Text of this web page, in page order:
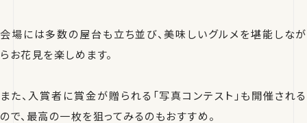
会場には多数の屋台も立ち並び、美味しいグルメを堪能しなが
らお花見を楽しめます。
また、入賞者に賞金が贈られる「写真コンテスト」も開催される
ので、最高の一枚を狙ってみるのもおすすめ。